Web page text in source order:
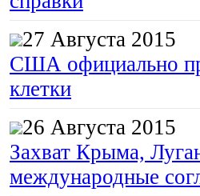
27 Августа 2015
США официально
клетки
26 Августа 2015
Захват Крыма,
международные